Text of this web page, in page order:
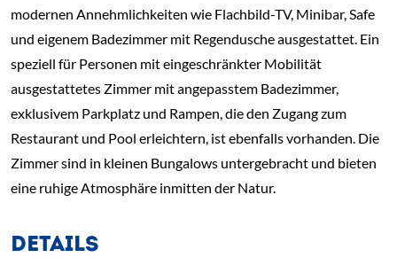
modernen Annehmlichkeiten wie Flachbild-TV, Minibar, Safe
und eigenem Badezimmer mit Regendusche ausgestattet. Ein
speziell für Personen mit eingeschränkter Mobilität
ausgestattetes Zimmer mit angepasstem Badezimmer,
exklusivem Parkplatz und Rampen, die den Zugang zum
Restaurant und Pool erleichtern, ist ebenfalls vorhanden. Die
Zimmer sind in kleinen Bungalows untergebracht und bieten
eine ruhige Atmosphäre inmitten der Natur.
DETAILS